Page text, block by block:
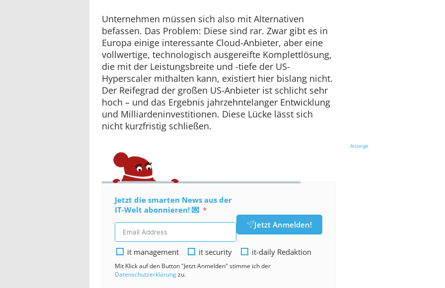
Unternehmen müssen sich also mit Alternativen
befassen. Das Problem: Diese sind rar. Zwar gibt es in
Europa einige interessante Cloud-Anbieter, aber eine
vollwertige, technologisch ausgereifte Komplettlösung,
die mit der Leistungsbreite und -tiefe der US-
Hyperscaler mithalten kann, existiert hier bislang nicht.
Der Reifegrad der großen US-Anbieter ist schlicht sehr
hoch – und das Ergebnis jahrzehntelanger Entwicklung
und Milliardeninvestitionen. Diese Lücke lässt sich
nicht kurzfristig schließen.
Jetzt die smarten News aus der
IT-Welt abonnieren! 💌
Jetzt Anmelden!
it management it security it-daily Redaktion
Mit Klick auf den Button "Jetzt Anmelden" stimme ich der
Datenschutzerklärungzu.
Anzeige